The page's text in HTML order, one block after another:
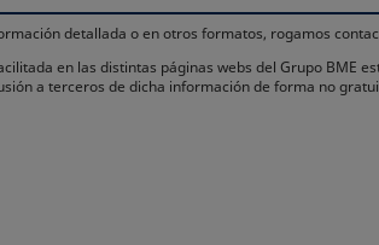
detallada o en otros formatos, rogamos
en las distintas páginas webs del Grupo BME
a terceros de dicha información de forma no